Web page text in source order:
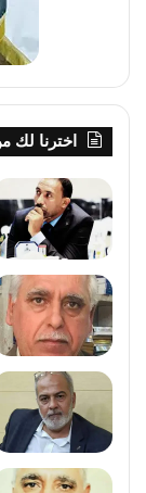
اخترنا لك